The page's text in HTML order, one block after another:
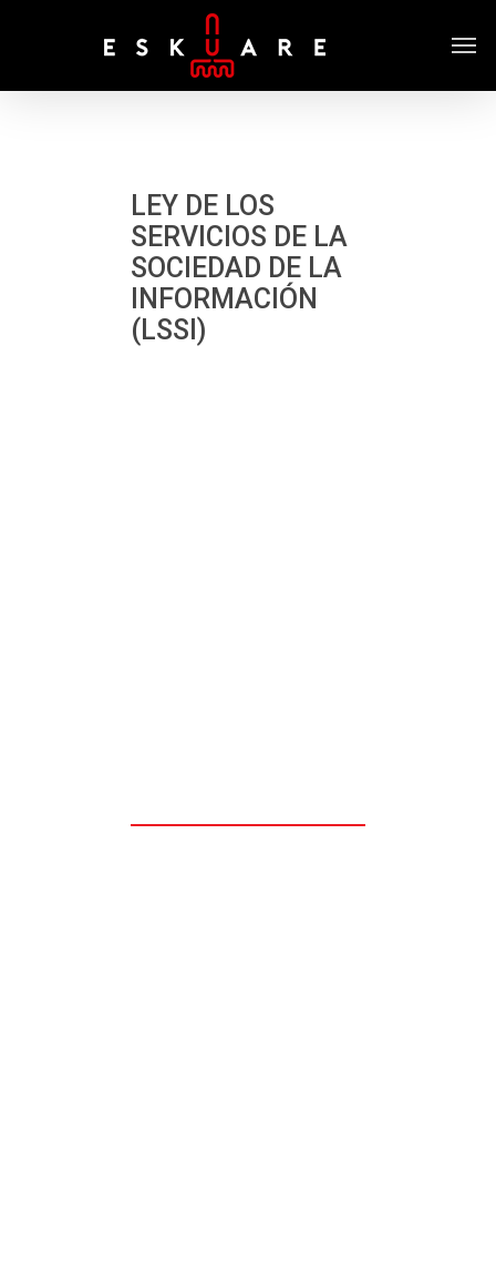
LEY DE LOS
SERVICIOS DE LA
SOCIEDAD DE LA
INFORMACIÓN
(LSSI)